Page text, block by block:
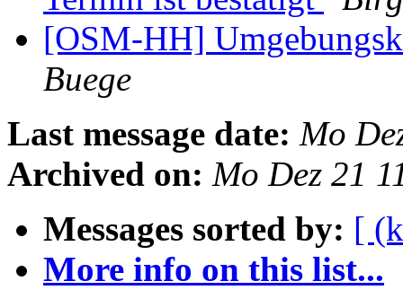
[OSM-HH]
Buege
Last message date: Mo
Archived on: Mo Dez 21
Messages sorted by: [
More info on this list...